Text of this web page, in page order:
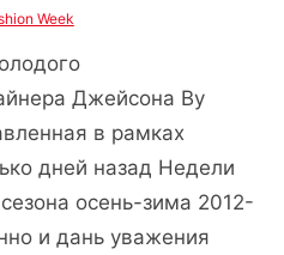
Week
Джейсона Ву
в рамках
дней назад Недели
осень-зима 2012-
и дань уважения